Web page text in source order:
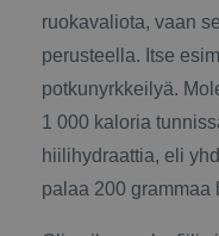
ruokavaliota, vaan
perusteella. Itse
potkunyrkkeilyä.
1 000 kaloria
hiilihydraattia, eli
palaa 200 grammaa